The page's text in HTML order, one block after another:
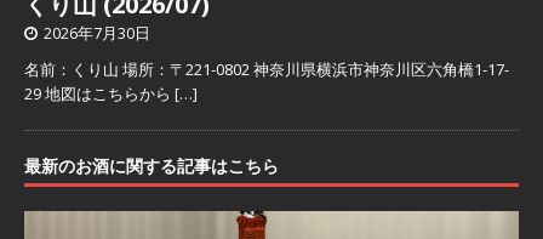
2026年7月30日
名前：くり山 場所：〒221-0802 神奈川県横浜市神奈川区六角橋1-17-
29 地図はこちらから […]
最新のお酒に関する記事はこちら